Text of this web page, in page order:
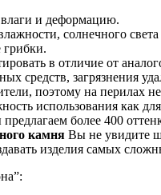
влаги и деформацию.
солнечного
грибки.
в отличие от
средств, загрязнения
поэтому на перилах
использования как
более 400
камня Вы не увидите
изделия самых